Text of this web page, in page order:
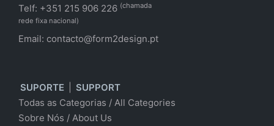
Telf: +351 215 906 226 (chamada
rede fixa nacional)
Email: contacto@form2design.pt
SUPORTE
SUPPORT
Todas as Categorias / All Categories
Sobre Nós / About Us